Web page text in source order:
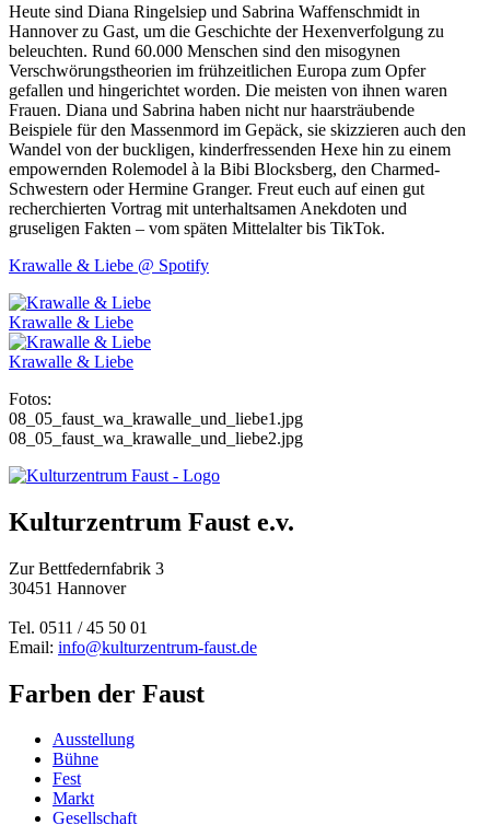
Heute sind Diana Ringelsiep und Sabrina Waffenschmidt in
Hannover zu Gast, um die Geschichte der Hexenverfolgung zu
beleuchten. Rund 60.000 Menschen sind den misogynen
Verschwörungstheorien im frühzeitlichen Europa zum Opfer
gefallen und hingerichtet worden. Die meisten von ihnen waren
Frauen. Diana und Sabrina haben nicht nur haarsträubende
Beispiele für den Massenmord im Gepäck, sie skizzieren auch den
Wandel von der buckligen, kinderfressenden Hexe hin zu einem
empowernden Rolemodel à la Bibi Blocksberg, den Charmed-
Schwestern oder Hermine Granger. Freut euch auf einen gut
recherchierten Vortrag mit unterhaltsamen Anekdoten und
gruseligen Fakten – vom späten Mittelalter bis TikTok.
Krawalle & Liebe @ Spotify
Krawalle & Liebe
Krawalle & Liebe
Fotos:
08_05_faust_wa_krawalle_und_liebe1.jpg
08_05_faust_wa_krawalle_und_liebe2.jpg
Kulturzentrum Faust e.v.
Zur Bettfedernfabrik 3
30451 Hannover
Tel. 0511 / 45 50 01
Email: info@kulturzentrum-faust.de
Farben der Faust
Ausstellung
Bühne
Fest
Markt
Gesellschaft